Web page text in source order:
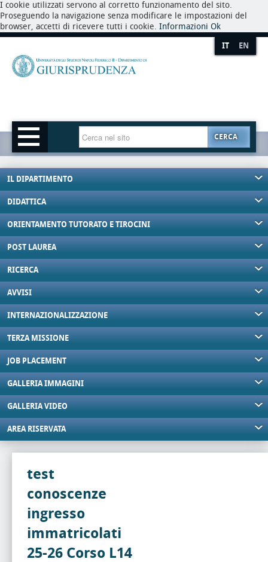
I cookie utilizzati servono al corretto funzionamento del sito.
Proseguendo la navigazione senza modificare le impostazioni del
browser, accetti di ricevere tutti i cookie. Informazioni Ok
IT EN
CERCA
IL DIPARTIMENTO
DIDATTICA
ORIENTAMENTO TUTORATO E TIROCINI
POST LAUREA
RICERCA
AVVISI
INTERNAZIONALIZZAZIONE
TERZA MISSIONE
JOB PLACEMENT
GALLERIA IMMAGINI
GALLERIA VIDEO
AREA RISERVATA
test
conoscenze
ingresso
immatricolati
25-26 Corso L14